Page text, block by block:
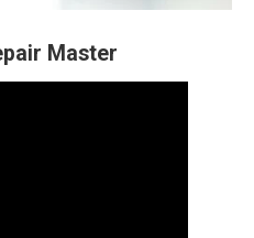
Master